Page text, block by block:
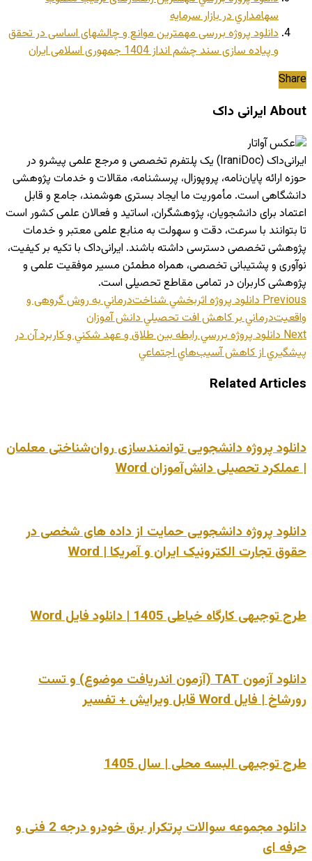
سهامداري در بازار سرمايه
دانلود پروژه بررسی مهمترین موانع و چالشهای اساسی در تحقق
و پیاده سازی سند چشم انداز 1404 جمهوری اسلامی ایران
Share
About ایرانی داک
ایرانی‌داک (IraniDoc) یک پلتفرم تخصصی و مرجع علمی پیشرو در
حوزه ارائه پایان‌نامه، پروپوزال، پرسشنامه، مقالات و خدمات پژوهشی
دانشگاهی است. مأموریت ما ایجاد بستری هوشمند، جامع و قابل
اعتماد برای دانشجویان، پژوهشگران، اساتید و فعالان علمی کشور است
تا بتوانند با سرعت، دقت و سهولت به منابع علمی معتبر و خدمات
پژوهشی تخصصی دسترسی داشته باشند. ایرانی‌داک با تکیه بر کیفیت،
نوآوری و پشتیبانی تخصصی، همراه مطمئن مسیر موفقیت علمی و
پژوهشی کاربران در تمامی مقاطع تحصیلی است.
Previousدانلود پروژه اثربخشي شناخت‌درماني به روش گروهی و
واقعيت‌درماني بر کاهش افت تحصيلي دانش آموزان
Nextدانلود پروژه بررسي رابطه بين طلاق و عهد شكني و كاربرد آن در
پيشگيري از كاهش آسيب‌هاي اجتماعي
Related Articles
دانلود پروژه دانشجویی توانمندسازی روان‌شناختی معلمان
| عملکرد تحصیلی دانش‌آموزان Word
دانلود پروژه دانشجویی حمایت از داده های شخصی در
حقوق تجارت الکترونیک ایران و آمریکا | Word
طرح توجیهی کارگاه خیاطی 1405 | دانلود فایل Word
دانلود آزمون TAT (آزمون اندریافت موضوع) و تست
رورشاخ | فایل Word قابل ویرایش + تفسیر
طرح توجیهی البسه محلی | سال 1405
دانلود مجموعه سوالات پرتکرار برق خودرو درجه 2 فنی و
حرفه ای